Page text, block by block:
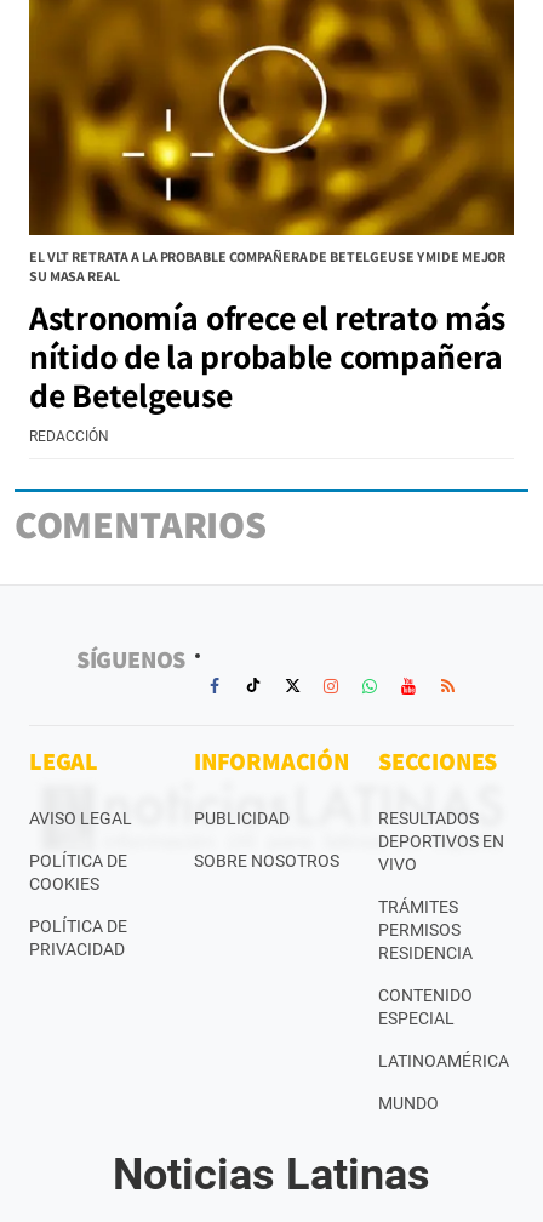
EL VLT RETRATA A LA PROBABLE COMPAÑERA DE BETELGEUSE Y MIDE MEJOR
SU MASA REAL
Astronomía ofrece el retrato más
nítido de la probable compañera
de Betelgeuse
REDACCIÓN
COMENTARIOS
SÍGUENOS
LEGAL
AVISO LEGAL
POLÍTICA DE
COOKIES
POLÍTICA DE
PRIVACIDAD
INFORMACIÓN
PUBLICIDAD
SOBRE NOSOTROS
SECCIONES
RESULTADOS
DEPORTIVOS EN
VIVO
TRÁMITES
PERMISOS
RESIDENCIA
CONTENIDO
ESPECIAL
LATINOAMÉRICA
MUNDO
Noticias Latinas